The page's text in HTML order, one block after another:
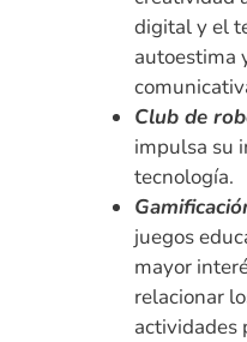
digital y el
autoestima
Club de
impulsa su
tecnología.
juegos
mayor
relacionar
actividades